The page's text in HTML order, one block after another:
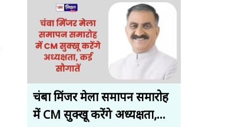
चंबा मिंजर मेला समापन समारोह
में CM सुक्खू करेंगे अध्यक्षता,...